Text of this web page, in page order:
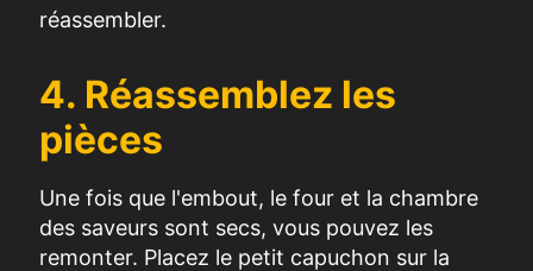
réassembler.
4. Réassemblez les
pièces
Une fois que l'embout, le four et la chambre
des saveurs sont secs, vous pouvez les
remonter. Placez le petit capuchon sur la